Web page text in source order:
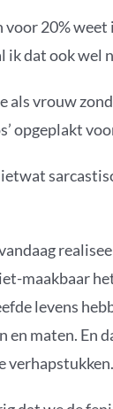
voor 20%
ik dat ook wel
als vrouw
opgeplakt
maakbaar
levens
en maten. En
verhapstukken.